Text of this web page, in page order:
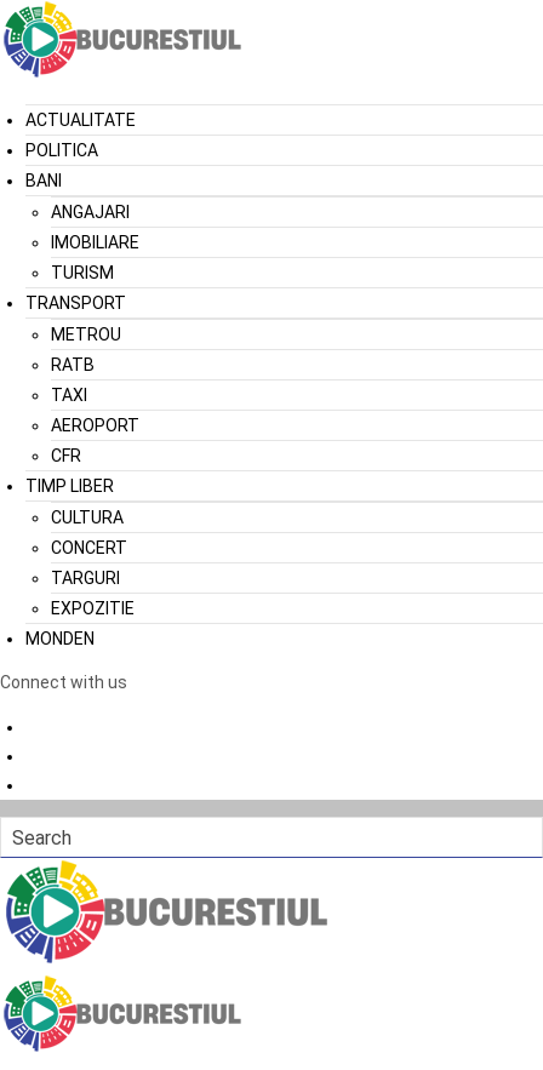
ACTUALITATE
POLITICA
BANI
ANGAJARI
IMOBILIARE
TURISM
TRANSPORT
METROU
RATB
TAXI
AEROPORT
CFR
TIMP LIBER
CULTURA
CONCERT
TARGURI
EXPOZITIE
MONDEN
Connect with us